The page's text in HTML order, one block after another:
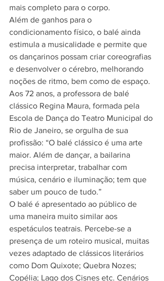
mais completo para o corpo.
Além de ganhos para o
condicionamento físico, o balé ainda
estimula a musicalidade e permite que
os dançarinos possam criar coreografias
e desenvolver o cérebro, melhorando
noções de ritmo, bem como de espaço.
Aos 72 anos, a professora de balé
clássico Regina Maura, formada pela
Escola de Dança do Teatro Municipal do
Rio de Janeiro, se orgulha de sua
profissão: “O balé clássico é uma arte
maior. Além de dançar, a bailarina
precisa interpretar, trabalhar com
música, cenário e iluminação; tem que
saber um pouco de tudo.”
O balé é apresentado ao público de
uma maneira muito similar aos
espetáculos teatrais. Percebe-se a
presença de um roteiro musical, muitas
vezes adaptado de clássicos literários
como Dom Quixote; Quebra Nozes;
Copélia; Lago dos Cisnes etc. Cenários